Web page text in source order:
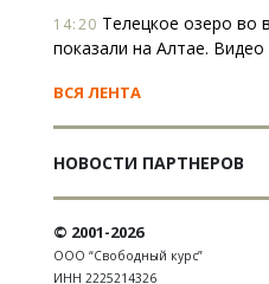
14:20 Телецкое озеро во
показали на Алтае. Видео
ВСЯ ЛЕНТА
НОВОСТИ ПАРТНЕРОВ
© 2001-2026
ООО “Свободный курс”
ИНН 2225214326